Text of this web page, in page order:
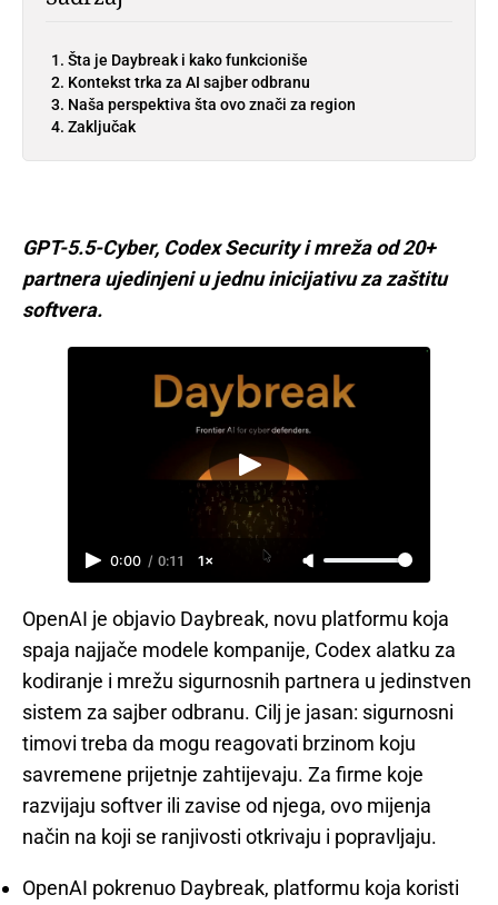
Šta je Daybreak i kako funkcioniše
Kontekst trka za AI sajber odbranu
Naša perspektiva šta ovo znači za region
Zaključak
GPT-5.5-Cyber, Codex Security i mreža od 20+
partnera ujedinjeni u jednu inicijativu za zaštitu
softvera.
0:00 / 0:11 1×
OpenAI je objavio Daybreak, novu platformu koja
spaja najjače modele kompanije, Codex alatku za
kodiranje i mrežu sigurnosnih partnera u jedinstven
sistem za sajber odbranu. Cilj je jasan: sigurnosni
timovi treba da mogu reagovati brzinom koju
savremene prijetnje zahtijevaju. Za firme koje
razvijaju softver ili zavise od njega, ovo mijenja
način na koji se ranjivosti otkrivaju i popravljaju.
OpenAI pokrenuo Daybreak, platformu koja koristi